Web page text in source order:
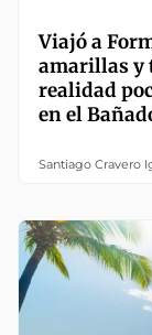
Viajó a
amarillas y
realidad
en el
Santiago Cravero